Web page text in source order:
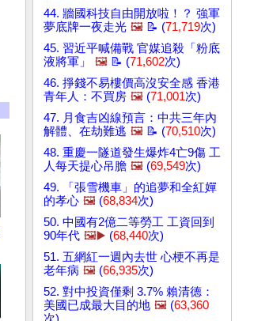
44. 牆國科技自由開放啦！？ 強軍
夢底牌一夜走光 🖼️ 📝 (71,719次)
45. 習近平喊備戰 官媒追殺「粉底
液將軍」
🖼️ 📝 (71,602次)
46. 掙錢不易樓價高沒安全感 香港
青年人：不買房 🖼️ (71,001次)
47. 月食吉凶線預言：中共三年內
解體、在劫難逃 🖼️ 📝 (70,510次)
48. 重慶一隧道發生爆炸4亡9傷 工
人每天提心吊膽 🖼️ (69,549次)
49. 「張雪機車」的追夢和全紅嬋
的孝心 🖼️ (68,834次)
50. 中國有2億二等勞工 工資回到
90年代 🖼️▶️ (68,440次)
51. 五網紅一週內去世 心梗不再是
老年病 🖼️ (66,935次)
52. 對中投資僅剩 3.7% 賴清德：
美國已成最大目的地 🖼️ (63,360